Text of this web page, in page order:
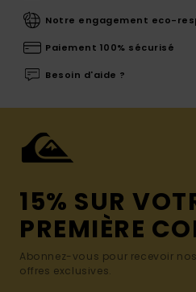
Notre engagement eco-
Paiement 100% sécurisé
Besoin d'aide ?
15% SUR
PREMIÈRE
Abonnez-vous pour recevoir
offres exclusives.